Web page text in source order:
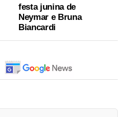
festa junina de
Neymar e Bruna
Biancardi